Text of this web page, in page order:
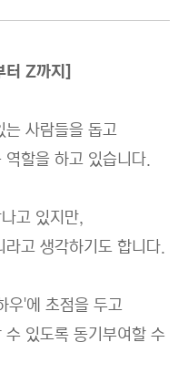
Z까지]
는 사람들을 돕고
할을 하고 있습니다.
고 있지만,
고 생각하기도 합니다.
우'에 초점을 두고
있도록 동기부여할 수